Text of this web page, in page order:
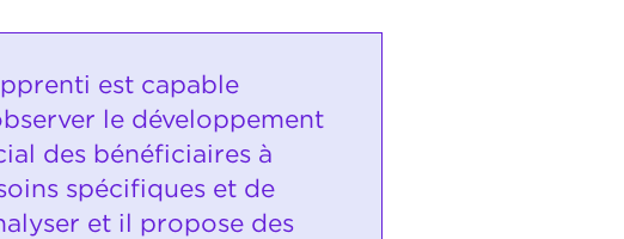
est capable
le développement
des bénéficiaires à
spécifiques et de
et il propose des